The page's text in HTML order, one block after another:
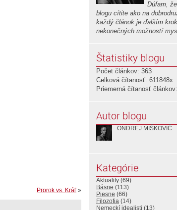
Prorok vs. Kráľ »
Dúfam,
blogu cítite ako na
každý článok je ďalším
nekonečných možností
Štatistiky blogu
Počet článkov: 363
Celková čítanosť: 611848x
Priemerná čítanosť
Autor blogu
ONDREJ MIŠKOVIČ
Kategórie
Aktuality (69)
Básne (113)
Piesne (66)
Filozofia (14)
Nemeckí idealisti (13)